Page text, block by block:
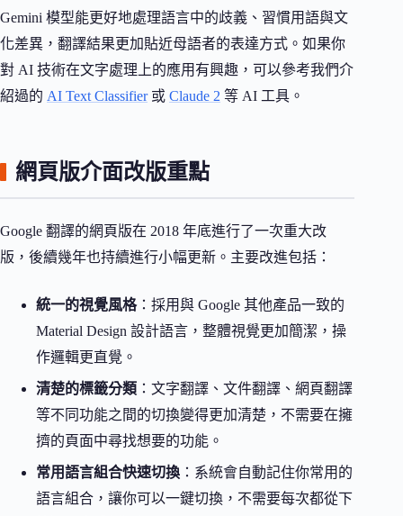
Gemini 模型能更好地處理語言中的歧義、習慣用語與文
化差異，翻譯結果更加貼近母語者的表達方式。如果你
對 AI 技術在文字處理上的應用有興趣，可以參考我們介
紹過的 AI Text Classifier或 Claude 2 等 AI 工具。
網頁版介面改版重點
Google 翻譯的網頁版在 2018 年底進行了一次重大改
版，後續幾年也持續進行小幅更新。主要改進包括：
統一的視覺風格：採用與 Google 其他產品一致的
Material Design 設計語言，整體視覺更加簡潔，操
作邏輯更直覺。
清楚的標籤分類 ：文字翻譯、文件翻譯、網頁翻譯
等不同功能之間的切換變得更加清楚，不需要在擁
擠的頁面中尋找想要的功能。
常用語言組合快速切換 ：系統會自動記住你常用的
語言組合，讓你可以一鍵切換，不需要每次都從下